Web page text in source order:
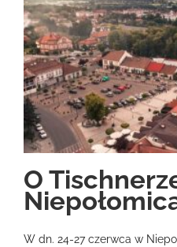
O
W dn. 24-27 czerwca w